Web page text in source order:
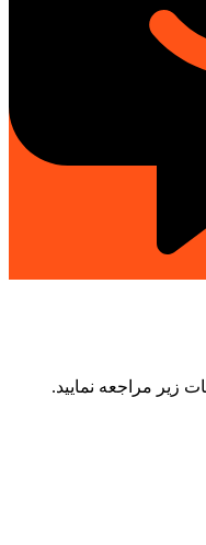
مراجعه نمایید.